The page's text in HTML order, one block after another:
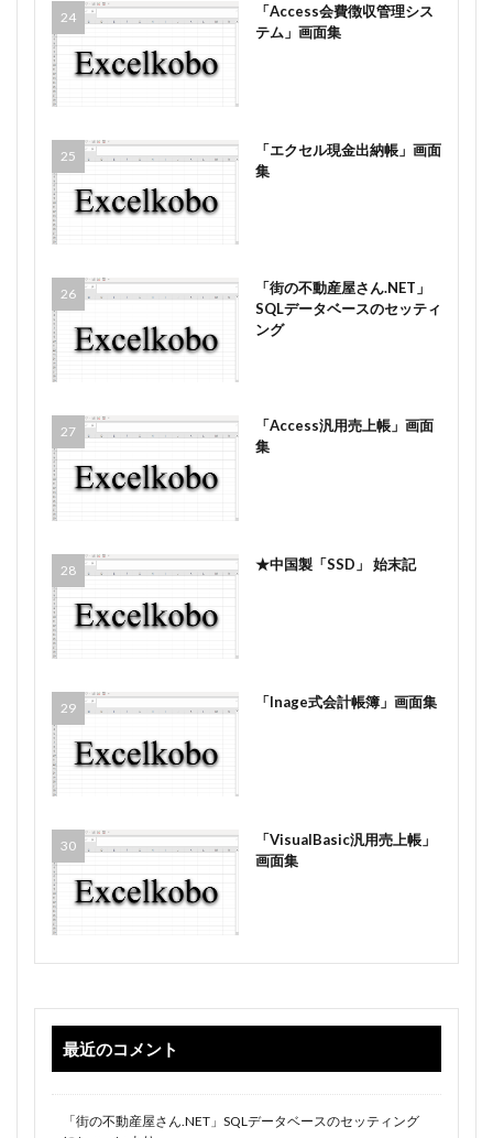
「Access会費徴収管理シス
テム」画面集
「エクセル現金出納帳」画面
集
「街の不動産屋さん.NET」
SQLデータベースのセッティ
ング
「Access汎用売上帳」画面
集
★中国製「SSD」 始末記
「Inage式会計帳簿」画面集
「VisualBasic汎用売上帳」
画面集
最近のコメント
「街の不動産屋さん.NET」SQLデータベースのセッティング